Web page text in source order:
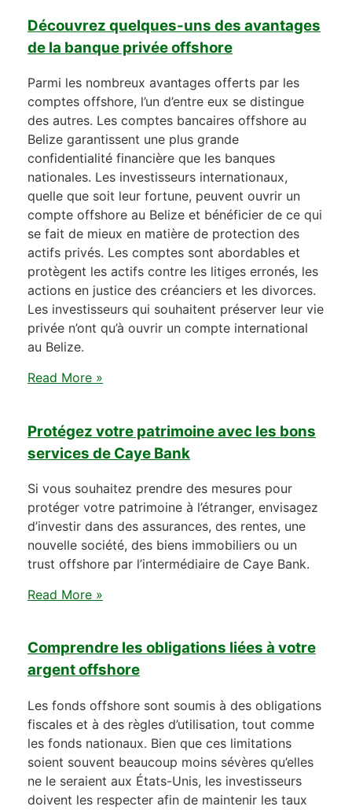
Découvrez quelques-uns des avantages
de la banque privée offshore
Parmi les nombreux avantages offerts par les
comptes offshore, l’un d’entre eux se distingue
des autres. Les comptes bancaires offshore au
Belize garantissent une plus grande
confidentialité financière que les banques
nationales. Les investisseurs internationaux,
quelle que soit leur fortune, peuvent ouvrir un
compte offshore au Belize et bénéficier de ce qui
se fait de mieux en matière de protection des
actifs privés. Les comptes sont abordables et
protègent les actifs contre les litiges erronés, les
actions en justice des créanciers et les divorces.
Les investisseurs qui souhaitent préserver leur vie
privée n’ont qu’à ouvrir un compte international
au Belize.
Read More »
Protégez votre patrimoine avec les bons
services de Caye Bank
Si vous souhaitez prendre des mesures pour
protéger votre patrimoine à l’étranger, envisagez
d’investir dans des assurances, des rentes, une
nouvelle société, des biens immobiliers ou un
trust offshore par l’intermédiaire de Caye Bank.
Read More »
Comprendre les obligations liées à votre
argent offshore
Les fonds offshore sont soumis à des obligations
fiscales et à des règles d’utilisation, tout comme
les fonds nationaux. Bien que ces limitations
soient souvent beaucoup moins sévères qu’elles
ne le seraient aux États-Unis, les investisseurs
doivent les respecter afin de maintenir les taux